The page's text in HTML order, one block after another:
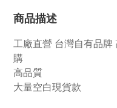
商品描述
工廠直營 台灣自有品牌
購
高品質
大量空白現貨款